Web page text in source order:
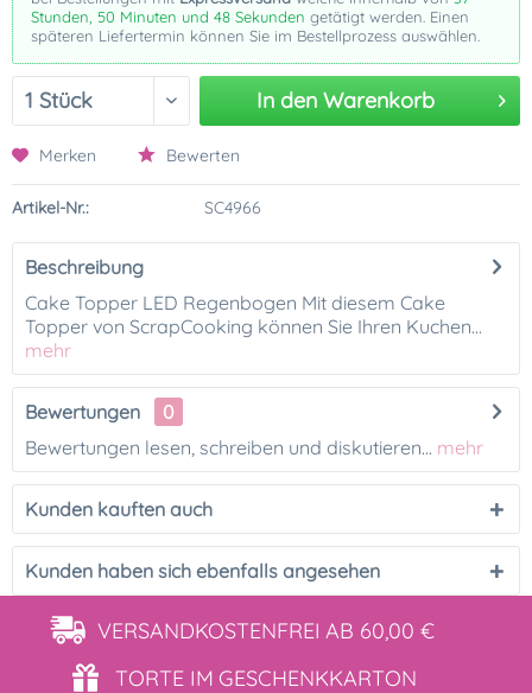
Stunden, 50 Minuten und 48 Sekunden getätigt werden. Einen
späteren Liefertermin können Sie im Bestellprozess auswählen.
In den Warenkorb
Merken Bewerten
Artikel-Nr.: SC4966
Beschreibung
Cake Topper LED Regenbogen Mit diesem Cake
Topper von ScrapCooking können Sie Ihren Kuchen...
mehr
Bewertungen
0
Bewertungen lesen, schreiben und diskutieren... mehr
Kunden kauften auch
Kunden haben sich ebenfalls angesehen
VERSANDKOSTENFREI AB 60,00 €
TORTE IM GESCHENKKARTON